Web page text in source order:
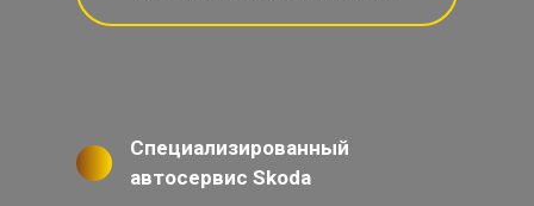
Специализированный
автосервис Skoda